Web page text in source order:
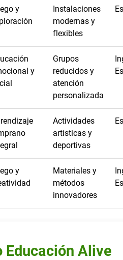
y
Instalaciones
modernas y
flexibles
y
Grupos
reducidos y
atención
personalizada
Actividades
artísticas y
deportivas
y
Materiales y
métodos
innovadores
Educación Alive